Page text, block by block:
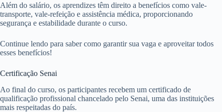
Além do salário, os aprendizes têm direito a benefícios como vale-
transporte, vale-refeição e assistência médica, proporcionando
segurança e estabilidade durante o curso.
Continue lendo para saber como garantir sua vaga e aproveitar todos
esses benefícios!
Certificação Senai
Ao final do curso, os participantes recebem um certificado de
qualificação profissional chancelado pelo Senai, uma das instituições
mais respeitadas do país.